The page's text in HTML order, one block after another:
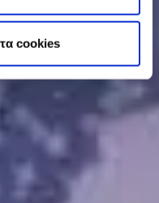
cookies